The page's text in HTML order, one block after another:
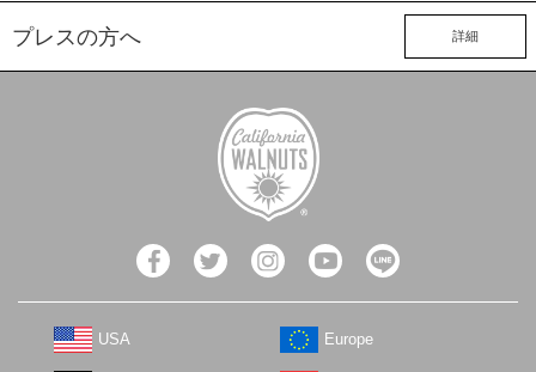
プレスの方へ 詳細
USA Europe